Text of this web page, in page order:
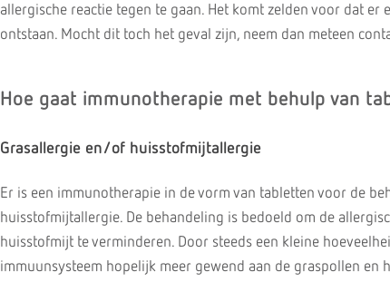
allergische reactie tegen te gaan. Het komt zelden voor dat er
ontstaan. Mocht dit toch het geval zijn, neem dan meteen
Hoe gaat immunotherapie met behulp van
Grasallergie en/of huisstofmijtallergie
Er is een immunotherapie in de vorm van tabletten voor de
huisstofmijtallergie. De behandeling is bedoeld om de
huisstofmijt te verminderen. Door steeds een kleine
immuunsysteem hopelijk meer gewend aan de graspollen en